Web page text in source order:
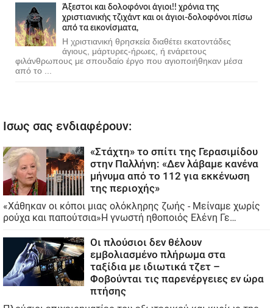
Άξεστοι και δολοφόνοι άγιοι!! χρόνια της
χριστιανικής τζιχάντ και οι άγιοι-δολοφόνοι πίσω
από τα εικονίσματα,
Η χριστιανική θρησκεία διαθέτει εκατοντάδες
άγιους, μάρτυρες-ήρωες, ή ενάρετους
φιλάνθρωπους με σπουδαίο έργο που αγιοποιήθηκαν μέσα
από το ...